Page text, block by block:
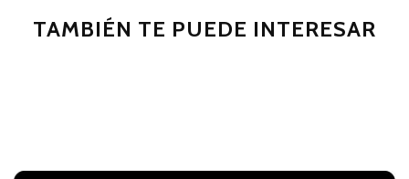
TAMBIÉN TE PUEDE INTERESAR